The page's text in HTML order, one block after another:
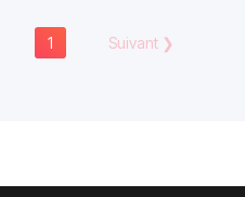
1 Suivant❯